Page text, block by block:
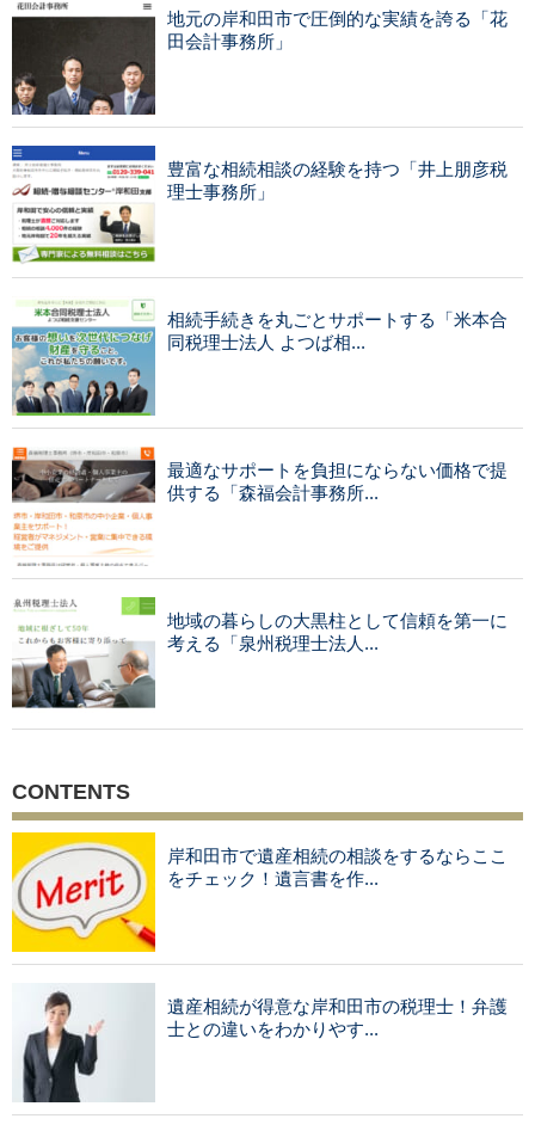
地元の岸和田市で圧倒的な実績を誇る「花
田会計事務所」
豊富な相続相談の経験を持つ「井上朋彦税
理士事務所」
相続手続きを丸ごとサポートする「米本合
同税理士法人 よつば相...
最適なサポートを負担にならない価格で提
供する「森福会計事務所...
地域の暮らしの大黒柱として信頼を第一に
考える「泉州税理士法人...
CONTENTS
岸和田市で遺産相続の相談をするならここ
をチェック！遺言書を作...
遺産相続が得意な岸和田市の税理士！弁護
士との違いをわかりやす...